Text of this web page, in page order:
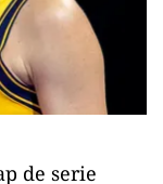
de serie